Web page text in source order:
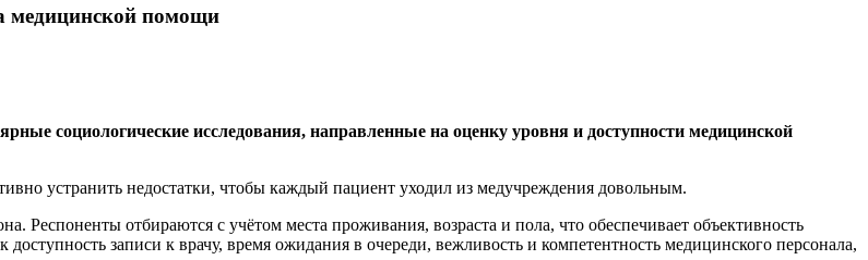
медицинской помощи
социологические исследования, направленные на оценку уровня и доступности медицинской
устранить недостатки, чтобы каждый пациент уходил из медучреждения довольным.
Респоненты отбираются с учётом места проживания, возраста и пола, что обеспечивает объективность
записи к врачу, время ожидания в очереди, вежливость и компетентность медицинского персонала,